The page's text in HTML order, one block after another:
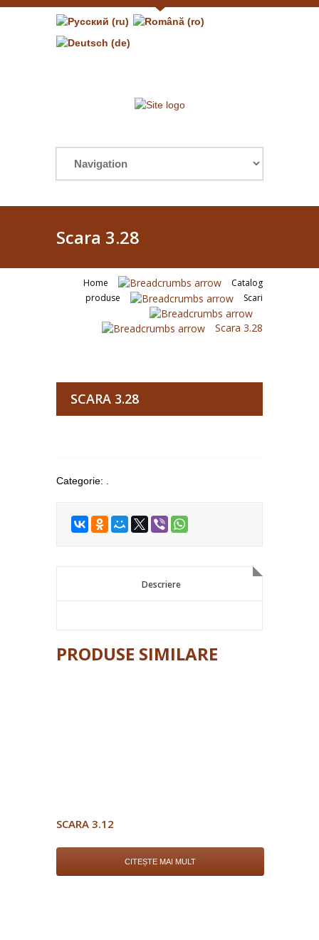
Scara 3.28
Home
Catalog
produse
Scari
Scara 3.28
SCARA 3.28
Categorie:
Descriere
Descriere
PRODUSE SIMILARE
SCARA 3.12
CITEȘTE MAI MULT